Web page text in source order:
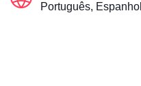
Português,